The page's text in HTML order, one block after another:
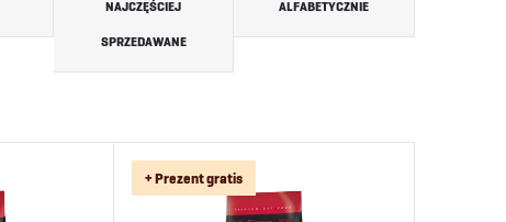
NAJCZĘŚCIEJ
SPRZEDAWANE
ALFABETYCZNIE
+ Prezent gratis